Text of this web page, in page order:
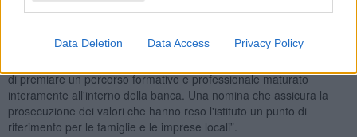
Data Deletion Data Access Privacy Policy
Soddisfatto anche il presidente Franco Papini, che ha commentato:
di premiare un percorso formativo e professionale maturato
interamente all'interno della banca. Una nomina che assicura la
prosecuzione dei valori che hanno reso l'istituto un punto di
riferimento per le famiglie e le imprese locali”.